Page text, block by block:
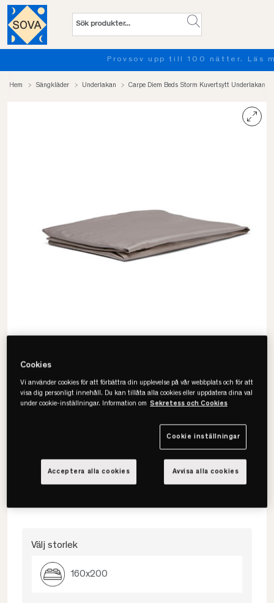
Provsov upp till 100 nätter. Läs mer
Hem Sängkläder Underlakan Carpe Diem Beds Storm Kuvertsytt Underlakan
Storm Kuvertsytt Underlakan
• Len & sval yta
Välj storlek
160x200
Cookies
Vi använder cookies för att förbättra din upplevelse på vår webbplats och för att
visa dig personligt innehåll. Du kan tillåta alla cookies eller uppdatera dina val
under cookie-inställningar. Information om Sekretess och Cookies
Cookie inställningar
Avvisa alla cookies
Acceptera alla cookies